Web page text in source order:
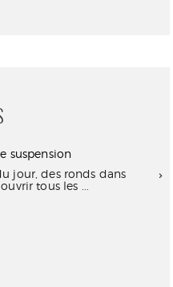
suspension
jour, des ronds dans
tous les ...